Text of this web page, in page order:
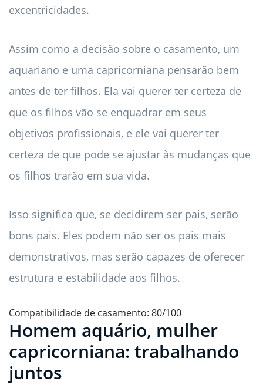
excentricidades.
Assim como a decisão sobre o casamento, um
aquariano e uma capricorniana pensarão bem
antes de ter filhos. Ela vai querer ter certeza de
que os filhos vão se enquadrar em seus
objetivos profissionais, e ele vai querer ter
certeza de que pode se ajustar às mudanças que
os filhos trarão em sua vida.
Isso significa que, se decidirem ser pais, serão
bons pais. Eles podem não ser os pais mais
demonstrativos, mas serão capazes de oferecer
estrutura e estabilidade aos filhos.
Compatibilidade de casamento: 80/100
Homem aquário, mulher
capricorniana: trabalhando
juntos